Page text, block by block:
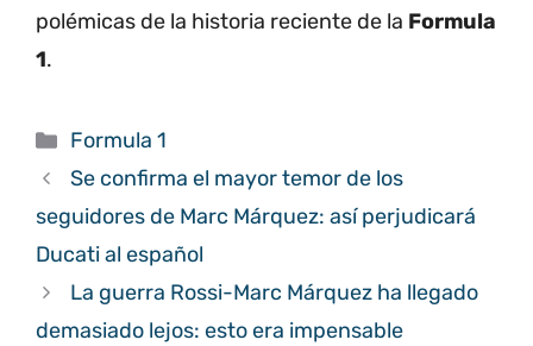
polémicas de la historia reciente de la Formula
1.
Categorías
Formula 1
Se confirma el mayor temor de los
seguidores de Marc Márquez: así perjudicará
Ducati al español
La guerra Rossi-Marc Márquez ha llegado
demasiado lejos: esto era impensable